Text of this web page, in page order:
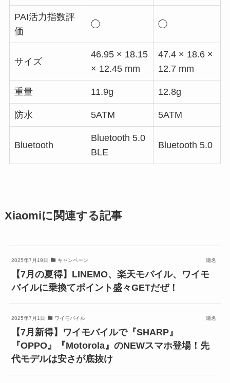
PAI活力指数評
価
◯ ◯
サイズ
46.95 × 18.15
× 12.45 mm
47.4 × 18.6 ×
12.7 mm
重量 11.9g 12.8g
防水 5ATM 5ATM
Bluetooth
Bluetooth 5.0
BLE
Bluetooth 5.0
Xiaomiに関連する記事
2025年7月19日 キャンペーン 瀬名
【7月の夏得】LINEMO、楽天モバイル、ワイモ
バイルに乗換てポイント盛々GETだぜ！
2025年7月1日 ワイモバイル 瀬名
【7月新得】ワイモバイルで『SHARP』
『OPPO』『Motorola』のNEWスマホ登場！先
代モデルは安さが底抜け